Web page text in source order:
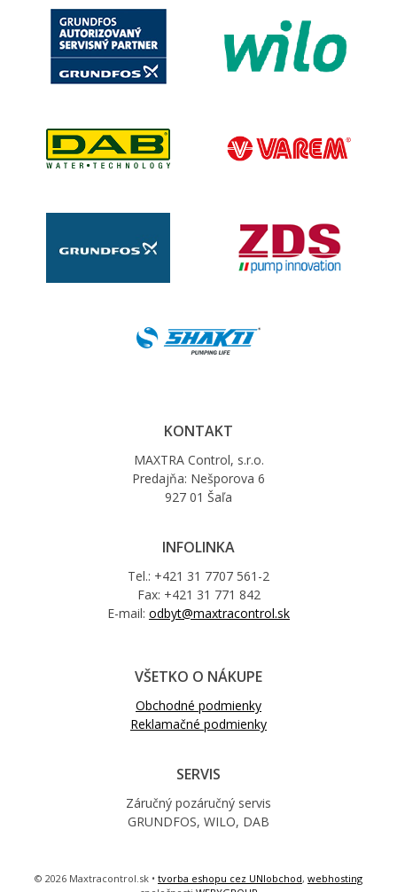
KONTAKT
MAXTRA Control, s.r.o.
Predajňa: Nešporova 6
927 01 Šaľa
INFOLINKA
Tel.: +421 31 7707 561-2
Fax: +421 31 771 842
E-mail: odbyt@maxtracontrol.sk
VŠETKO O NÁKUPE
Obchodné podmienky
Reklamačné podmienky
SERVIS
Záručný pozáručný servis
GRUNDFOS, WILO, DAB
© 2026 Maxtracontrol.sk • tvorba eshopu cez UNIobchod, webhosting